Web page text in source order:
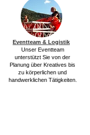
Eventteam & Logistik
Unser Eventteam
unterstützt Sie von der
Planung über Kreatives bis
zu körperlichen und
handwerklichen Tätigkeiten.